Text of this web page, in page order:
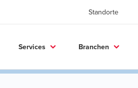
Standorte
Services Branchen